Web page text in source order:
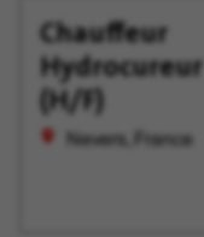
Chauffeur
Hydrocureur
(H/F)
Nevers, France